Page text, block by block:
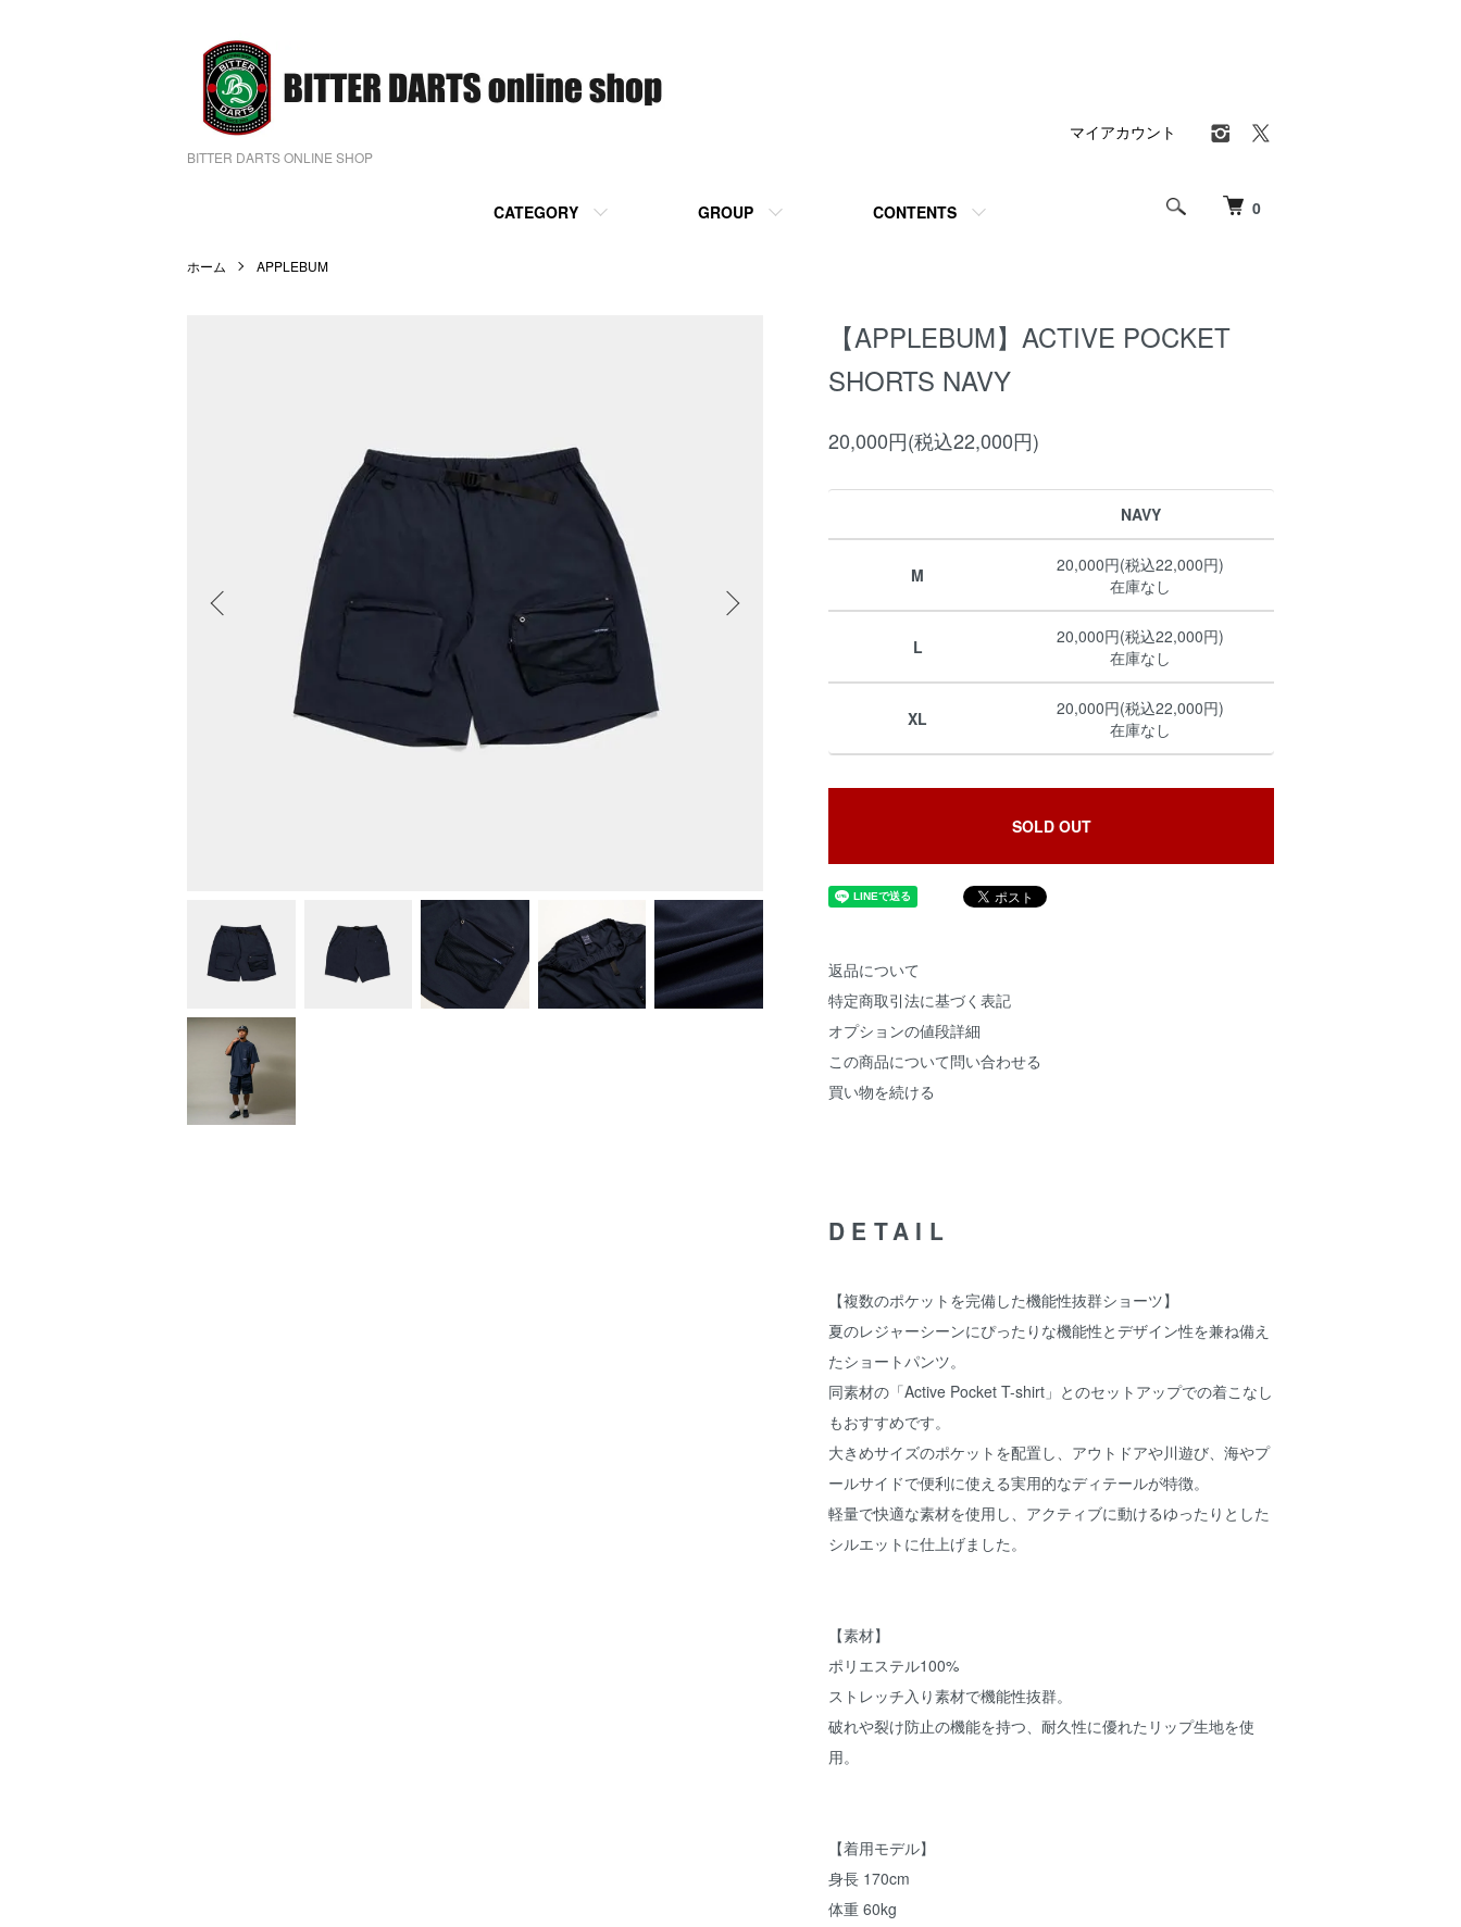
BITTER DARTS ONLINE SHOP
0
CATEGORY GROUP CONTENTS
マイアカウント
ホーム APPLEBUM
【APPLEBUM】ACTIVE POCKET
SHORTS NAVY
20,000円(税込22,000円)
NAVY
M
20,000円(税込22,000円)
在庫なし
L
20,000円(税込22,000円)
在庫なし
XL
20,000円(税込22,000円)
在庫なし
SOLD OUT
返品について
特定商取引法に基づく表記
オプションの値段詳細
この商品について問い合わせる
買い物を続ける
DETAIL
【複数のポケットを完備した機能性抜群ショーツ】
夏のレジャーシーンにぴったりな機能性とデザイン性を兼ね備え
たショートパンツ。
同素材の「Active Pocket T-shirt」とのセットアップでの着こなし
もおすすめです。
大きめサイズのポケットを配置し、アウトドアや川遊び、海やプ
ールサイドで便利に使える実用的なディテールが特徴。
軽量で快適な素材を使用し、アクティブに動けるゆったりとした
シルエットに仕上げました。
【素材】
ポリエステル100%
ストレッチ入り素材で機能性抜群。
破れや裂け防止の機能を持つ、耐久性に優れたリップ生地を使
用。
【着用モデル】
身長 170cm
体重 60kg